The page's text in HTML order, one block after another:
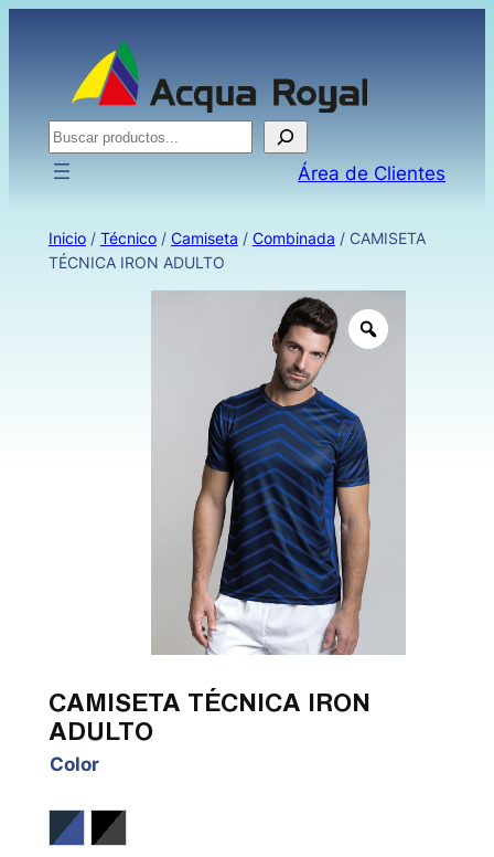
Buscar
Área de Clientes
Inicio/ Técnico/ Camiseta / Combinada / CAMISETA
TÉCNICA IRON ADULTO
CAMISETA TÉCNICA IRON
ADULTO
Color
Marino / Cobalto
Negro / Gris Antracita